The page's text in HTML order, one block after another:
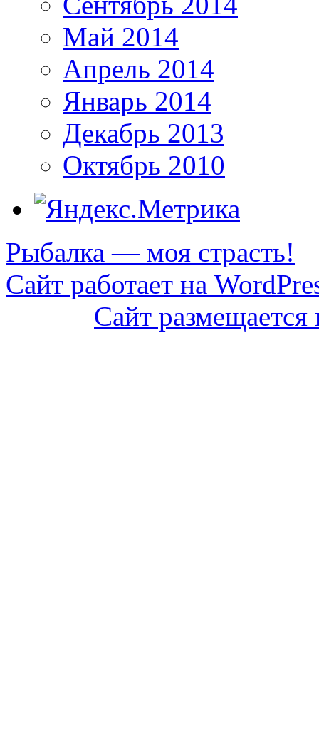
Май 2014
Апрель 2014
Январь 2014
Декабрь 2013
Октябрь 2010
Рыбалка — моя страсть!
Сайт работает на
Сайт размещается